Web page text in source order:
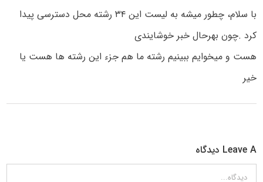
با سلام، چطور میشه به لیست این ۳۴ رشته محل دسترسی پیدا
کرد .چون بهرحال خبر خوشایندی
هست و میخوایم ببینیم رشته ما هم جزء این رشته ها هست یا
خیر
Leave A دیدگاه
دیدگاه